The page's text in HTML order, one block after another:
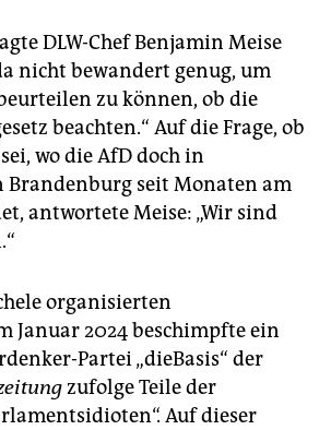
DLW-Chef Benjamin Meise
nicht bewandert genug, um
zu können, ob die
beachten.“ Auf die Frage, ob
wo die AfD doch in
Brandenburg seit Monaten am
antwortete Meise: „Wir sind
organisierten
Januar 2024 beschimpfte ein
Partei „dieBasis“ der
zufolge Teile der
Auf dieser